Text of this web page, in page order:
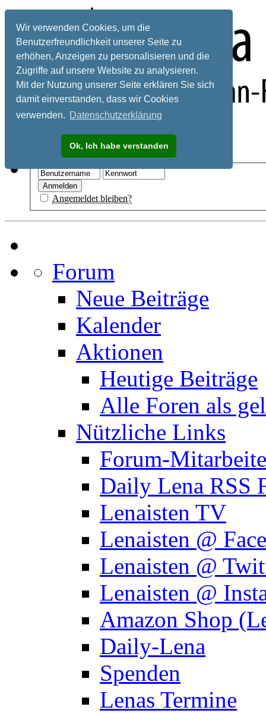
Wir verwenden Cookies, um die
Benutzerfreundlichkeit unserer Seite zu
erhöhen, Anzeigen zu personalisieren und die
Zugriffe auf unsere Website zu analysieren.
Mit der Nutzung unserer Seite erklären Sie sich
damit einverstanden, dass wir Cookies
verwenden. Datenschutzerklärung
Ok, Ich habe verstanden
Registrieren
Angemeldet bleiben?
Forum
Neue Beiträge
Kalender
Aktionen
Heutige Beiträge
Alle Foren als
Nützliche Links
Forum-
Daily Lena RSS
Lenaisten TV
Lenaisten @
Lenaisten @
Lenaisten @
Amazon Shop
Daily-Lena
Spenden
Lenas Termine